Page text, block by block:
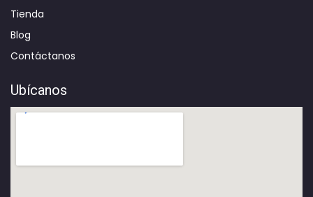
Tienda
Blog
Contáctanos
Ubícanos